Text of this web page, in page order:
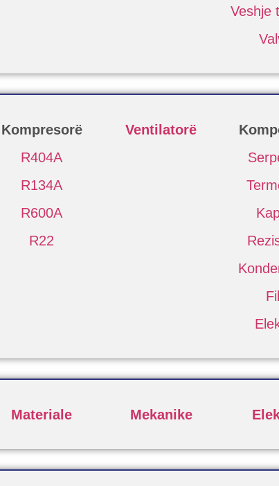
Veshje
Kompresorë
R404A
R134A
R600A
R22
Ventilatorë
Materiale Mekanike